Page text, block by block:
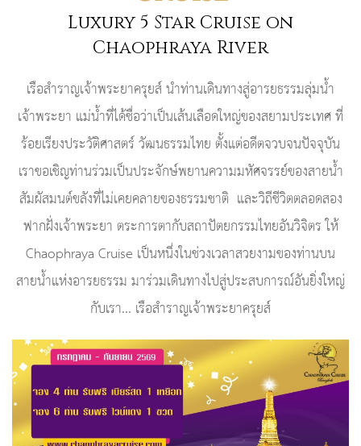
Luxury 5 Star Cruise on
Chaophraya River
เรือสำราญเจ้าพระยาครุยส์ นำท่านเดินทางสู่อารยธรรมลุ่มน้ำ
เจ้าพระยา แม่น้ำที่ได้ชื่อว่าเป็นเส้นเลือดใหญ่ของสยามประเทศ ที่
ร้อยเรียงประวัติศาสตร์ วัฒนธรรมไทย ตั้งแต่อดีตจวบจนปัจจุบัน
เราขอเชิญท่านร่วมเป็นประจักษ์พยานความมหัศจรรย์ของสายน้ำ
สัมผัสมนต์ขลังที่ไม่เคยคลายของธรรมชาติ และวิถีชีวิตตลอดสอง
ฟากฝั่งเจ้าพระยา ตระการตากับสถาปัตยกรรมไทยอันวิจิตร ให้
Chaophraya Cruise เป็นหนึ่งในช่วงเวลาสวยงามของท่านบน
สายน้ำแห่งอารยธรรม มาร่วมเดินทางไปสู่ประสบการณ์อันยิ่งใหญ่
กับเรา... เรือสำราญเจ้าพระยาครุยส์